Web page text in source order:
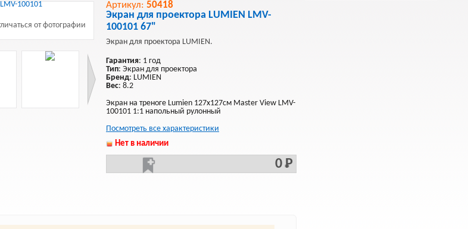
от фотографии
Артикул: 50418
Экран для проектора LUMIEN LMV-
100101 67"
Экран для проектора LUMIEN.
Гарантия: 1 год
Тип: Экран для проектора
Бренд: LUMIEN
Вес: 8.2
Экран на треноге Lumien 127x127см Master View LMV-
100101 1:1 напольный рулонный
Посмотреть все характеристики
Нет в наличии
0 Р